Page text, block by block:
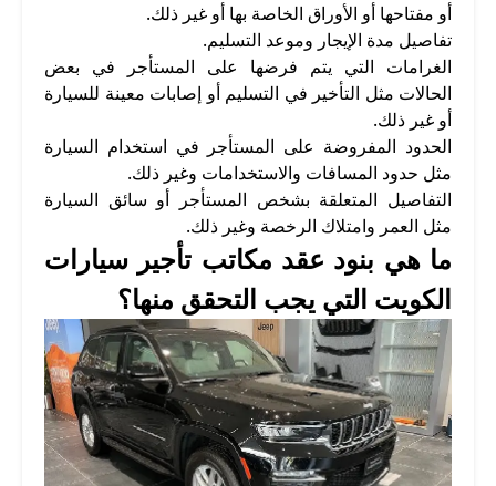
أو مفتاحها أو الأوراق الخاصة بها أو غير ذلك.
تفاصيل مدة الإيجار وموعد التسليم.
الغرامات التي يتم فرضها على المستأجر في بعض
الحالات مثل التأخير في التسليم أو إصابات معينة للسيارة
أو غير ذلك.
الحدود المفروضة على المستأجر في استخدام السيارة
مثل حدود المسافات والاستخدامات وغير ذلك.
التفاصيل المتعلقة بشخص المستأجر أو سائق السيارة
مثل العمر وامتلاك الرخصة وغير ذلك.
ما هي بنود عقد مكاتب تأجير سيارات
الكويت التي يجب التحقق منها؟